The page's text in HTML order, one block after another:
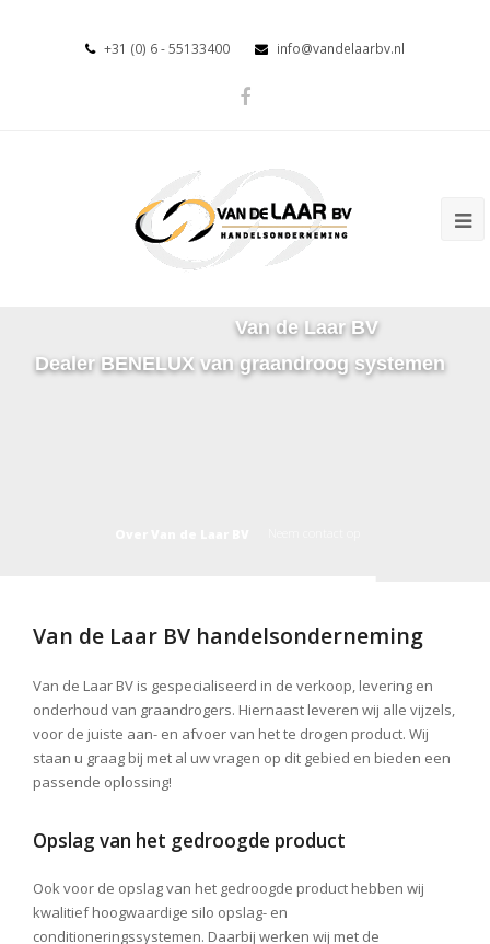
+31 (0) 6 - 55133400 info@vandelaarbv.nl
Van de Laar BV
Dealer BENELUX van graandroog systemen
Van de Laar BV handelsonderneming
Van de Laar BV is gespecialiseerd in de verkoop, levering en
onderhoud van graandrogers. Hiernaast leveren wij alle vijzels,
voor de juiste aan- en afvoer van het te drogen product. Wij
staan u graag bij met al uw vragen op dit gebied en bieden een
passende oplossing!
Opslag van het gedroogde product
Ook voor de opslag van het gedroogde product hebben wij
kwalitief hoogwaardige silo opslag- en
conditioneringssystemen. Daarbij werken wij met de